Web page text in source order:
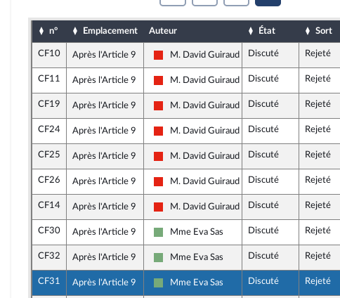
n° Emplacement Auteur État Sort
CF10 Après l'Article 9
La France insoumise - Nouvelle Union
M. David Guiraud Discuté Rejeté
CF11 Après l'Article 9
La France insoumise - Nouvelle Union
M. David Guiraud Discuté Rejeté
CF19 Après l'Article 9
La France insoumise - Nouvelle Union
M. David Guiraud Discuté Rejeté
CF24 Après l'Article 9
La France insoumise - Nouvelle Union
M. David Guiraud Discuté Rejeté
CF25 Après l'Article 9
La France insoumise - Nouvelle Union
M. David Guiraud Discuté Rejeté
CF26 Après l'Article 9
La France insoumise - Nouvelle Union
M. David Guiraud Discuté Rejeté
CF14 Après l'Article 9
La France insoumise - Nouvelle Union
M. David Guiraud Discuté Rejeté
CF30 Après l'Article 9
Écologiste - NUPES
Mme Eva Sas Discuté Rejeté
CF32 Après l'Article 9
Écologiste - NUPES
Mme Eva Sas Discuté Rejeté
CF31 Après l'Article 9
Écologiste - NUPES
Mme Eva Sas Discuté Rejeté